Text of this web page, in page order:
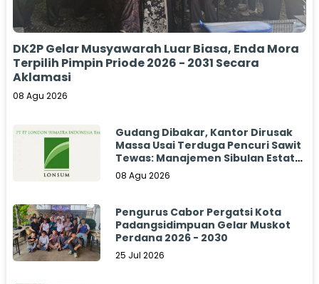
DK2P Gelar Musyawarah Luar Biasa, Enda Mora
Terpilih Pimpin Priode 2026 - 2031 Secara
Aklamasi
08 Agu 2026
Gudang Dibakar, Kantor Dirusak
Massa Usai Terduga Pencuri Sawit
Tewas: Manajemen Sibulan Estate
Bungkam
08 Agu 2026
Pengurus Cabor Pergatsi Kota
Padangsidimpuan Gelar Muskot
Perdana 2026 - 2030
25 Jul 2026